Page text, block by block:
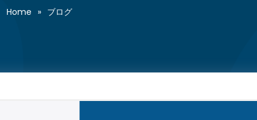
Home » ブログ